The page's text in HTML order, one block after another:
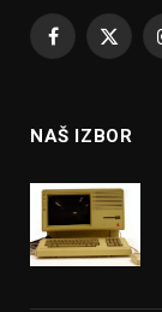
Facebook
X
NAŠ IZBOR